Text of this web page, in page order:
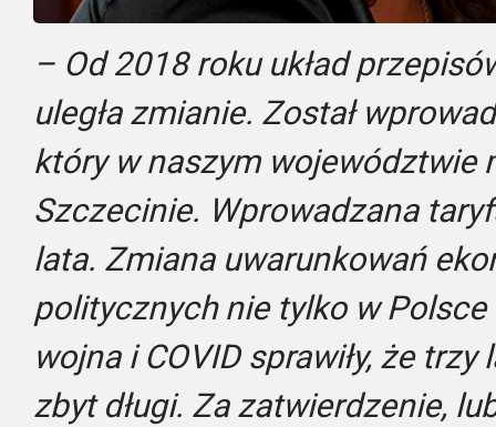
– Od 2018 roku układ
uległa zmianie. Został
który w naszym województwie
Szczecinie. Wprowadzana
lata. Zmiana uwarunkowań
politycznych nie tylko w Polsce
wojna i COVID sprawiły, że
zbyt długi. Za zatwierdzenie,